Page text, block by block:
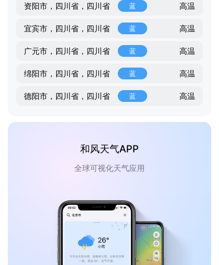
资阳市，四川省，四川省 蓝 高温
宜宾市，四川省，四川省 蓝 高温
广元市，四川省，四川省 蓝 高温
绵阳市，四川省，四川省 蓝 高温
德阳市，四川省，四川省 蓝 高温
和风天气APP
全球可视化天气应用